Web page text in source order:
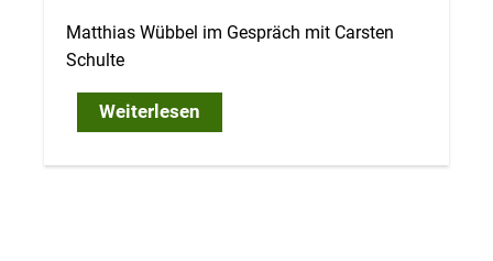
Matthias Wübbel im Gespräch mit Carsten
Schulte
Weiterlesen